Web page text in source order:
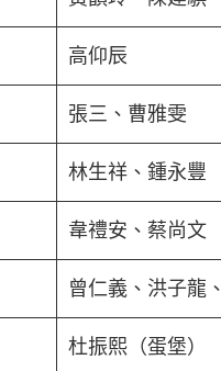
高仰辰
張三、曹雅雯
林生祥、鍾永豐
韋禮安、蔡尚文
曾仁義、洪子龍
杜振熙（蛋堡）